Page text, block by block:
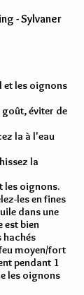
- Sylvaner
et les oignons
éviter de
la à l'eau
la
les oignons.
les en fines
dans une
est bien
hachés
moyen/fort
pendant 1
les oignons